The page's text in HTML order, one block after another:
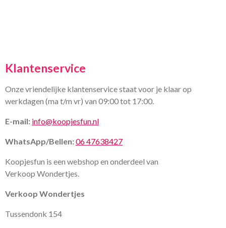
Klantenservice
Onze vriendelijke klantenservice staat voor je klaar op
werkdagen (ma t/m vr) van 09:00 tot 17:00.
E-mail: info@koopjesfun.nl
WhatsApp/Bellen:06 47638427
Koopjesfun is een webshop en onderdeel van
Verkoop Wondertjes.
Verkoop Wondertjes
Tussendonk 154